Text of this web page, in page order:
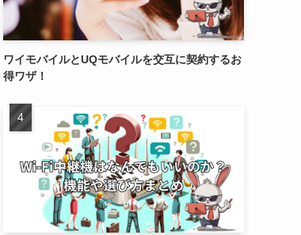
ワイモバイルとUQモバイルを交互に契約するお
得ワザ！